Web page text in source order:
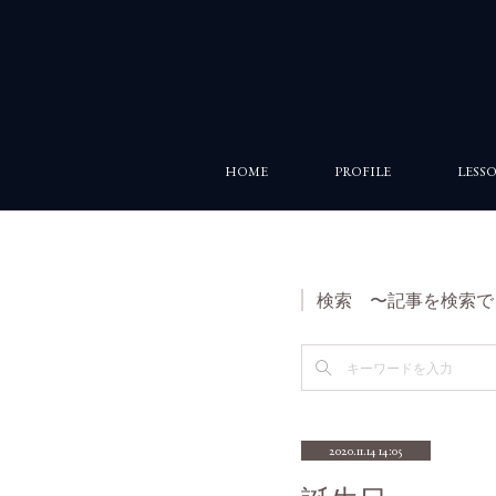
HOME PROFILE
検索 〜記事を検索で
2020.11.14 14:05